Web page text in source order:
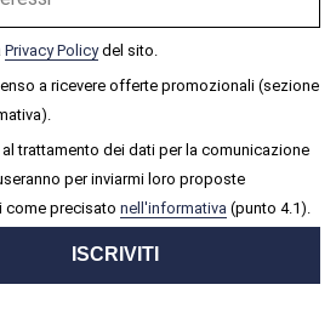
Privacy Policydel sito.
a ricevere offerte promozionali (sezione
trattamento dei dati per la comunicazione
per inviarmi loro proposte
come precisato nell'informativa (punto 4.1).
ISCRIVITI